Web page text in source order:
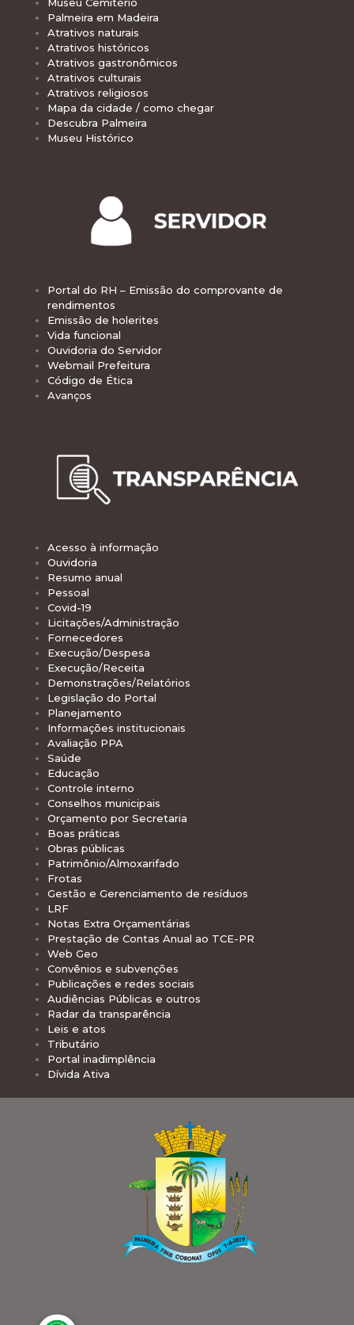
Palmeira em Madeira
Atrativos naturais
Atrativos históricos
Atrativos gastronômicos
Atrativos culturais
Atrativos religiosos
Mapa da cidade / como chegar
Descubra Palmeira
Museu Histórico
Portal do RH – Emissão do comprovante de
rendimentos
Emissão de holerites
Vida funcional
Ouvidoria do Servidor
Webmail Prefeitura
Código de Ética
Avanços
Acesso à informação
Ouvidoria
Resumo anual
Pessoal
Covid-19
Licitações/Administração
Fornecedores
Execução/Despesa
Execução/Receita
Demonstrações/Relatórios
Legislação do Portal
Planejamento
Informações institucionais
Avaliação PPA
Saúde
Educação
Controle interno
Conselhos municipais
Orçamento por Secretaria
Boas práticas
Obras públicas
Patrimônio/Almoxarifado
Frotas
Gestão e Gerenciamento de resíduos
LRF
Notas Extra Orçamentárias
Prestação de Contas Anual ao TCE-PR
Web Geo
Convênios e subvenções
Publicações e redes sociais
Audiências Públicas e outros
Radar da transparência
Leis e atos
Tributário
Portal inadimplência
Dívida Ativa